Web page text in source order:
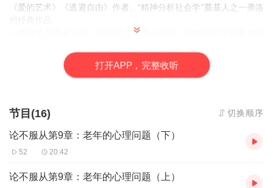
《爱的艺术》《逃避自由》作者、“精神分析社会学”奠基人之一弗洛
人类究竟是否有未来，文明究竟是否会终结，端赖我们是否秉持怀
在《论不服从》这本文集中，艾里希•弗洛姆清楚说明了“ 服从”和“不
服从”究竟意味什么 ：服从人性和人道社会的目标，不服从各种偶
的心理学，促使他在一段时期内支持美国社会党，投身和平运动，
呼吁采取裁军步骤。在这些活动中，他对各类人云亦云的“常识”以及
官方的政治话语实践了他的不服从态度，他所服从的是心智健全的
思考方式，与阿尔伯特•施韦泽、伯特兰•罗素等先知哲人们秉持的理
打开APP，完整收听
节目(16) 切换顺序
论不服从第9章：老年的心理问题（下）
52 20:42
论不服从第9章：老年的心理问题（上）